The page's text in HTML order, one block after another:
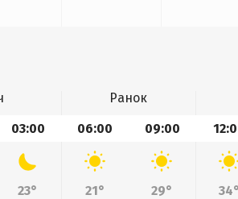
Ранок
03:00 06:00 09:00
23° 21° 29° 34°